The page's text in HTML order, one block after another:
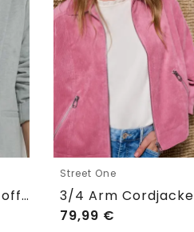
Blazer im langen und offenen Schnitt
Street One
79,99 €